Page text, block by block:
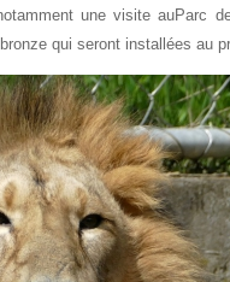
une visite auParc
qui seront installées au